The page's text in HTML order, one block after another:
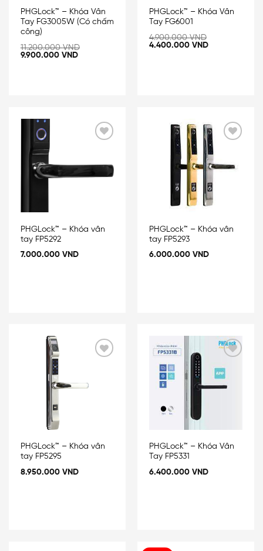
PHGLock™ – Khóa Vân
Tay FG3005W (Có chấm
công)
11.200.000VND
9.900.000 VND
PHGLock™ – Khóa Vân
Tay FG6001
4.900.000VND
4.400.000 VND
wishlist
PHGLock™ – Khóa vân
tay FP5292
7.000.000 VND
wishlist
PHGLock™ – Khóa vân
tay FP5293
6.000.000 VND
PHGLock™ – Khóa vân
tay FP5295
8.950.000 VND
Add
PHGLock™ – Khóa Vân
Tay FP5331
6.400.000 VND